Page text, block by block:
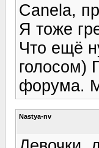
Canela,
Я тоже
Что ещё
голосом)
форума.
Nastya-nv